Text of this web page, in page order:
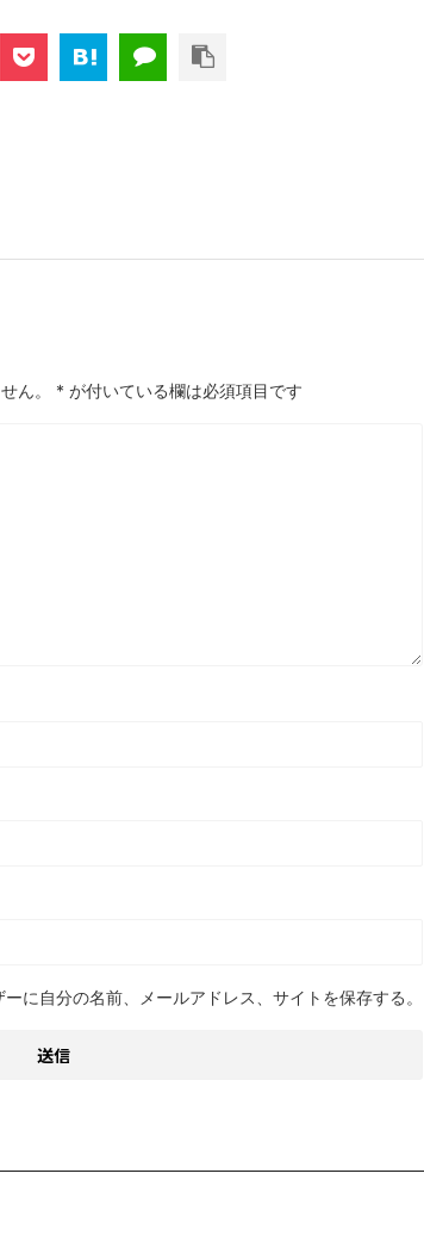
ん。 * が付いている欄は必須項目です
に自分の名前、メールアドレス、サイトを保存する。